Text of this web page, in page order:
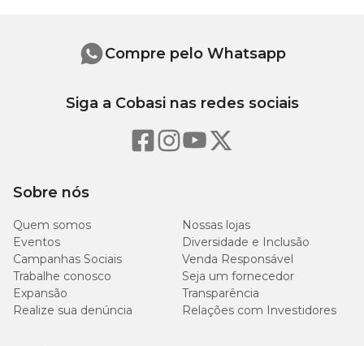
Largura: 5cm;
Peso: 50g.
Como limpar os enfeites do aquário?
Assim como o aquário, é importante fazer a limpeza dos enfeites
para não acumular resíduos e sujeira. Para isso, é necessário seguir
limpeza do aquário;
Pegue os enfeites e separe em um tanque ou balde à parte;
Limpe-os delicadamente e certifique-se que não há mais
resíduos;
Sobre nós
Quem somos
Nossas lojas
Eventos
Diversidade e Inclusão
Campanhas Sociais
Venda Responsável
Trabalhe conosco
Seja um fornecedor
Expansão
Transparência
Realize sua denúncia
Relações com Investidores
Compre pelo Whatsapp
Siga a Cobasi nas redes sociais